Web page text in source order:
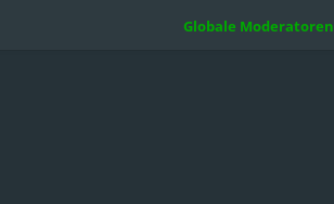
Globale Moderatoren